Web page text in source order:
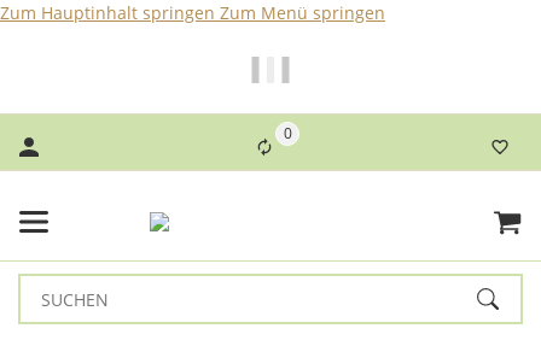
Zum Hauptinhalt springen Zum Menü springen
0